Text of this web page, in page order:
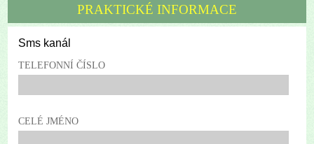
PRAKTICKÉ INFORMACE
Sms kanál
TELEFONNÍ ČÍSLO
CELÉ JMÉNO